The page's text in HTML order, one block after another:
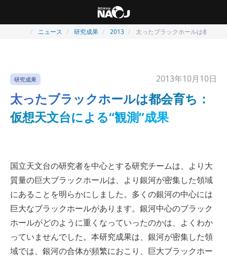
ニュース 研究成果 2013 太ったブラックホールは都会育
研究成果 2013年10月10日
太ったブラックホールは都会育ち：
仮想天文台による“観測”成果
国立天文台の研究者を中心とする研究チームは、より大
質量の巨大ブラックホールは、より銀河が密集した領域
にあることを明らかにしました。多くの銀河の中心には
巨大なブラックホールがあります。銀河中心のブラック
ホールがどのように重くなっていったのかは、よくわか
っていませんでした。本研究成果は、銀河が密集した領
域では、銀河の合体が頻繁におこり、巨大ブラックホー